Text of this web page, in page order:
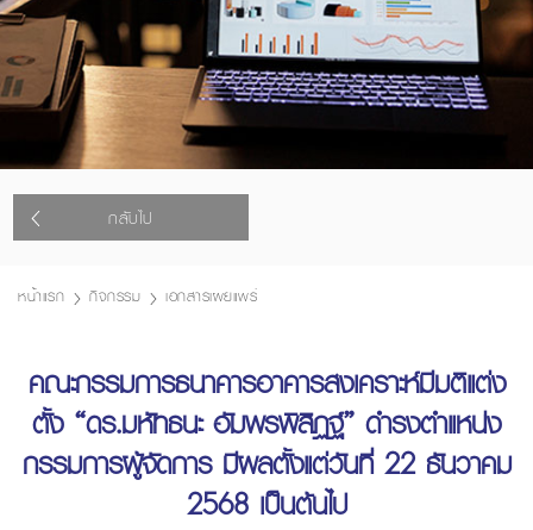
กลับไป
หน้าแรก กิจกรรม เอกสารเผยแพร่
คณะกรรมการธนาคารอาคารสงเคราะห์มีมติแต่ง
ตั้ง “ดร.มหัทธนะ อัมพรพิสิฏฐ์” ดำรงตำแหน่ง
กรรมการผู้จัดการ มีผลตั้งแต่วันที่ 22 ธันวาคม
2568 เป็นต้นไป